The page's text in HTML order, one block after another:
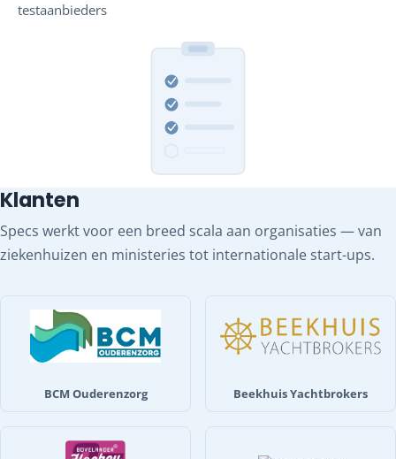
testaanbieders
Klanten
Specs werkt voor een breed scala aan organisaties — van
ziekenhuizen en ministeries tot internationale start-ups.
BCM Ouderenzorg Beekhuis Yachtbrokers